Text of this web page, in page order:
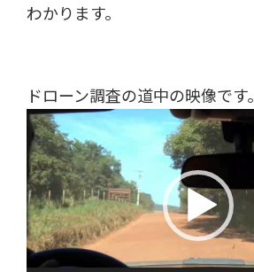
わかります。
ドローン調査の道中の映像です。
動
画
プ
レ
ー
ヤ